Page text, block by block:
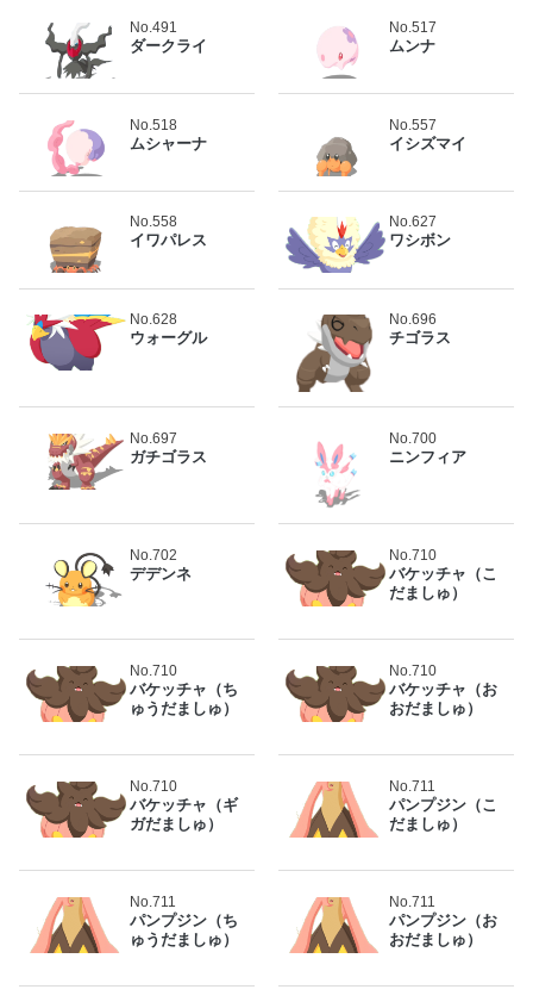
No.491
ダークライ
No.517
ムンナ
No.518
ムシャーナ
No.557
イシズマイ
No.558
イワパレス
No.627
ワシボン
No.628
ウォーグル
No.696
チゴラス
No.697
ガチゴラス
No.700
ニンフィア
No.702
デデンネ
No.710
バケッチャ（こ
だましゅ）
No.710
バケッチャ（ち
ゅうだましゅ）
No.710
バケッチャ（お
おだましゅ）
No.710
バケッチャ（ギ
ガだましゅ）
No.711
パンプジン（こ
だましゅ）
No.711
パンプジン（ち
ゅうだましゅ）
No.711
パンプジン（お
おだましゅ）